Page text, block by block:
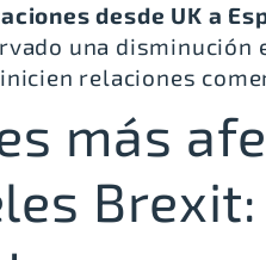
desde UK a
una
relaciones
más
Brexit: